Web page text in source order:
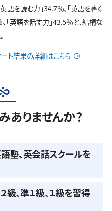
語を読む力」34.7％、「英語を書く
「英語を話す力」43.5％と、結構な
ト結果の詳細はこちら
ありませんか？
塾、英会話スクールを
級、準１級、１級を習得